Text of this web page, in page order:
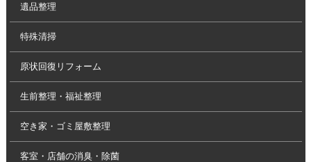
遺品整理
特殊清掃
原状回復リフォーム
生前整理・福祉整理
空き家・ゴミ屋敷整理
客室・店舗の消臭・除菌